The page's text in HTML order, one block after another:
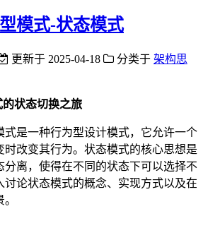
模式-状态模式
更新于 2025-04-18 分类于 架构思
状态切换之旅
式是一种行为型设计模式，它允许一个
时改变其行为。状态模式的核心思想是
分离，使得在不同的状态下可以选择不
讨论状态模式的概念、实现方式以及在